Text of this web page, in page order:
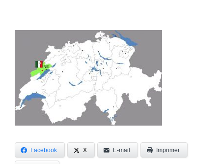
Facebook X E-mail Imprimer